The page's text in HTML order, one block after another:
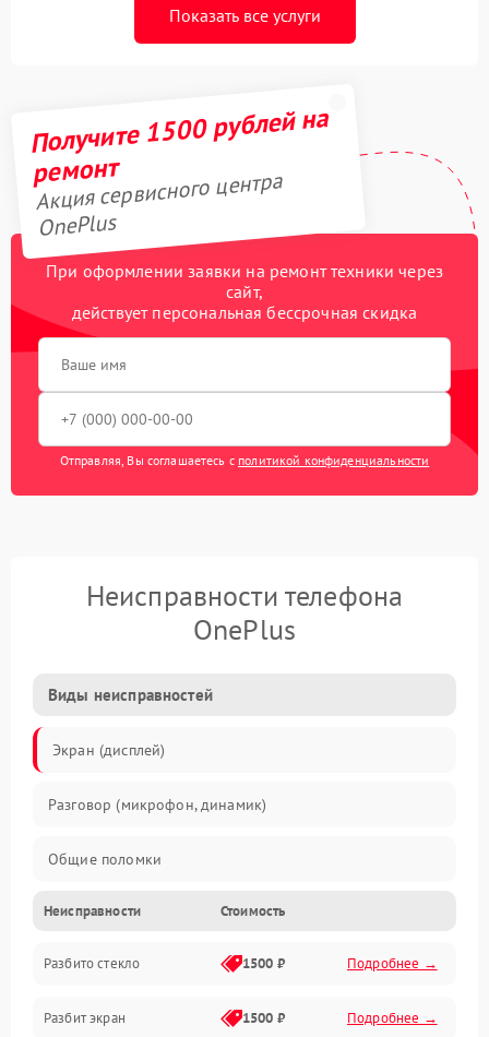
Показать все услуги
Получите 1500 рублей на
ремонт
Акция сервисного центра
OnePlus
При оформлении заявки на ремонт техники через
сайт,
действует персональная бессрочная скидка
Отправляя, Вы соглашаетесь с политикой конфиденциальности
Неисправности телефона
OnePlus
Виды неисправностей
Экран (дисплей)
Разговор (микрофон, динамик)
Общие поломки
Проблемы связи
Камеры
Проблемы с дисплеем и сенсором
Неисправности Стоимость
Разбито стекло 1500 ₽ Подробнее →
Разбит экран 1500 ₽ Подробнее →